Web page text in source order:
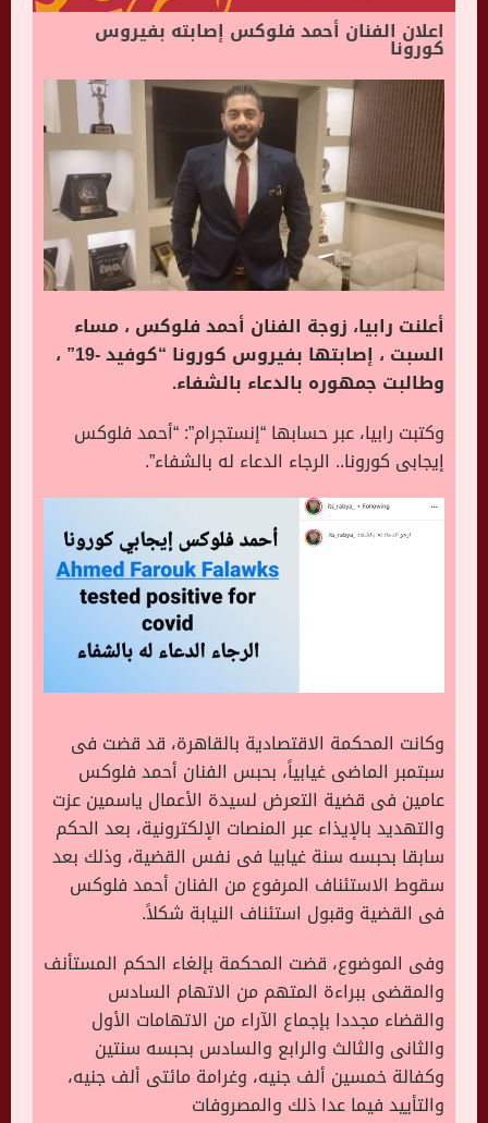
اعلان الفنان أحمد فلوكس إصابته بفيروس
كورونا
أعلنت رابيا، زوجة الفنان أحمد فلوكس ، مساء
السبت ، إصابتها بفيروس كورونا “كوفيد -19” ،
وطالبت جمهوره بالدعاء بالشفاء.
وكتبت رابيا، عبر حسابها “إنستجرام”: “أحمد فلوكس
إيجابى كورونا.. الرجاء الدعاء له بالشفاء”.
وكانت المحكمة الاقتصادية بالقاهرة، قد قضت فى
سبتمبر الماضى غيابياً، بحبس الفنان أحمد فلوكس
عامين فى قضية التعرض لسيدة الأعمال ياسمين عزت
والتهديد بالإيذاء عبر المنصات الإلكترونية، بعد الحكم
سابقا بحبسه سنة غيابيا فى نفس القضية، وذلك بعد
سقوط الاستئناف المرفوع من الفنان أحمد فلوكس
فى القضية وقبول استئناف النيابة شكلاً.
وفى الموضوع، قضت المحكمة بإلغاء الحكم المستأنف
والمقضى ببراءة المتهم من الاتهام السادس
والقضاء مجددا بإجماع الآراء من الاتهامات الأول
والثانى والثالث والرابع والسادس بحبسه سنتين
وكفالة خمسين ألف جنيه، وغرامة مائتى ألف جنيه،
والتأييد فيما عدا ذلك والمصروفات